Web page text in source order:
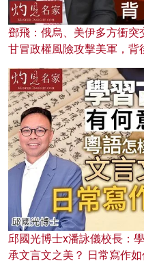
鄧飛：俄烏、美伊多方衝突
甘冒政權風險攻擊美軍，背
邱國光博士x潘詠儀校長：
承文言文之美？ 日常寫作如